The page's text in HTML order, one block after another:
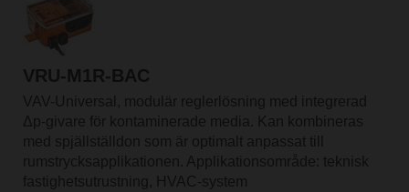
VRU-M1R-BAC
VAV-Universal, modulär reglerlösning med integrerad
Δp-givare för kontaminerade media. Kan kombineras
med spjällställdon som är optimalt anpassat till
rumstrycksapplikationen. Applikationsområde: teknisk
fastighetsutrustning, HVAC-system